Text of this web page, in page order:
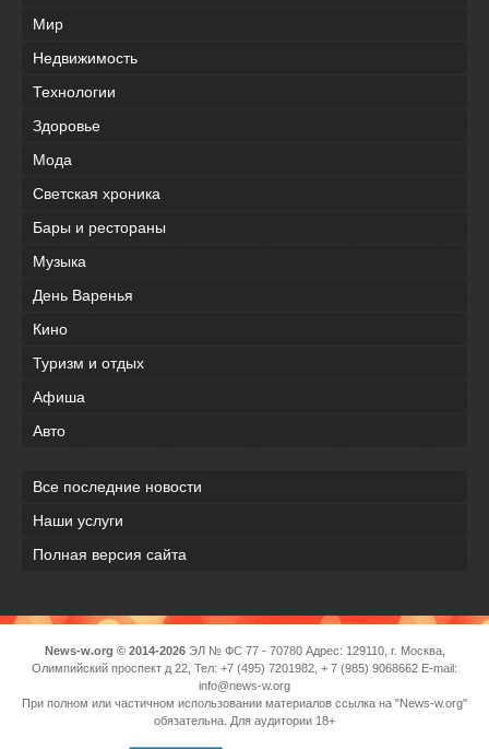
Мир
Недвижимость
Технологии
Здоровье
Мода
Светская хроника
Бары и рестораны
Музыка
День Варенья
Кино
Туризм и отдых
Афиша
Авто
Все последние новости
Наши услуги
Полная версия сайта
News-w.org © 2014-2026ЭЛ № ФС 77 - 70780 Адрес: 129110, г. Москва,
Олимпийский проспект д 22, Тел: +7 (495) 7201982, + 7 (985) 9068662 E-mail:
info@news-w.org
При полном или частичном использовании материалов ссылка на "News-w.org"
обязательна. Для аудитории 18+